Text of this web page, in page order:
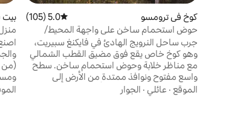
كوخ في ترومسو متوسط التقييم 5.0 من 5، 105 مراجعات
5.0 (105)
حوض استحمام ساخن على واجهة المحيط/
إطلالات خلابة على المضيق/خاص
جرب ساحل النرويج الهادئ في فايكنغ سبيريت،
وهو كوخ خاص يقع فوق مضيق القطب الشمالي
مع مناظر خلابة وحوض استحمام ساخن. سطح
واسع مفتوح ونوافذ ممتدة من الأرض إلى
السقف مثالية لمشاهدة الأضواء الشمالية.
فيديو يوتيوب: ابحث عن "@
الموقع · عائلي · الجوار
بيت